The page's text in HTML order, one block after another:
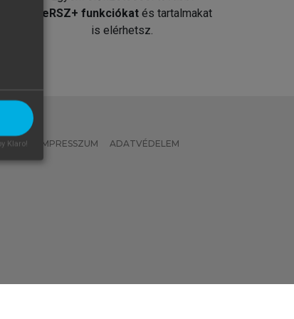
MeRSZ+ funkciókat és tartalmakat
is elérhetsz.
IMPRESSZUM ADATVÉDELEM
Klaro!